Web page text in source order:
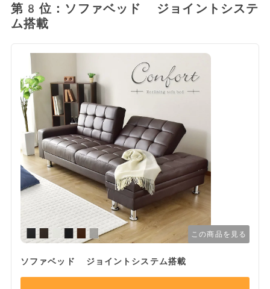
第8位：ソファベッド ジョイントシステ
ム搭載
この商品を見る
ソファベッド ジョイントシステム搭載